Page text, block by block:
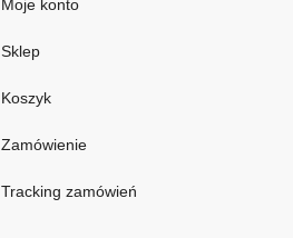
Moje konto
Sklep
Koszyk
Zamówienie
Tracking zamówień